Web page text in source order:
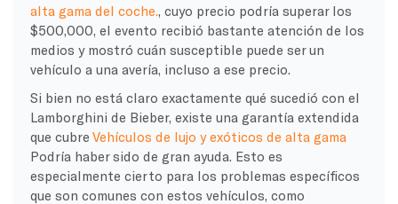
alta gama del coche.
, cuyo precio podría superar los
$500,000, el evento recibió bastante atención de los
medios y mostró cuán susceptible puede ser un
vehículo a una avería, incluso a ese precio.
Si bien no está claro exactamente qué sucedió con el
Lamborghini de Bieber, existe una garantía extendida
que cubre Vehículos de lujo y exóticos de alta gama
Podría haber sido de gran ayuda. Esto es
especialmente cierto para los problemas específicos
que son comunes con estos vehículos, como